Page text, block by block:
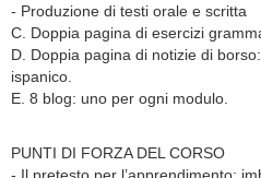
- Produzione di testi orale e scritta
C. Doppia pagina di esercizi
D. Doppia pagina di notizie di
ispanico.
E. 8 blog: uno per ogni modulo.
PUNTI DI FORZA DEL CORSO